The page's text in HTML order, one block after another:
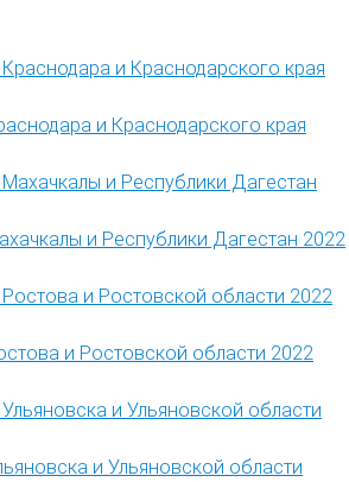
и Краснодарского края
и Республики Дагестан 2022
и Ростовской области 2022
и Ульяновской области